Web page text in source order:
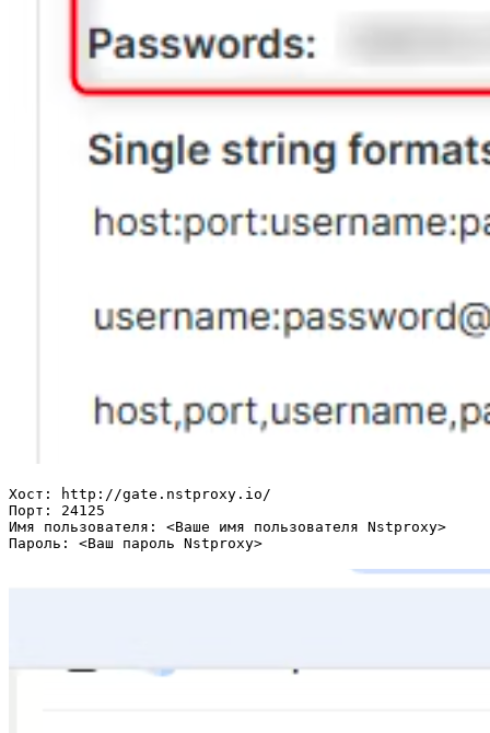
Хост: http://gate.nstproxy.io/
Порт: 24125
Имя пользователя: <Ваше имя пользователя Nstproxy>